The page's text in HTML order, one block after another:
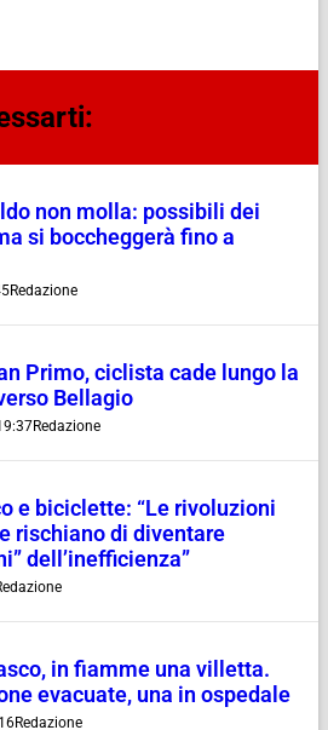
non molla: possibili dei
si boccheggerà fino a
Redazione
Primo, ciclista cade lungo la
Bellagio
Redazione
e biciclette: “Le rivoluzioni
rischiano di diventare
dell’inefficienza”
in fiamme una villetta.
evacuate, una in ospedale
Redazione